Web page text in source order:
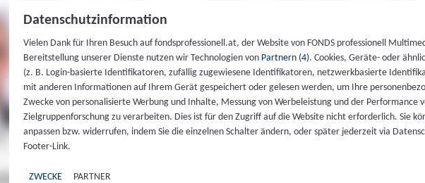
Datenschutzinformation
Vielen Dank für Ihren Besuch auf fondsprofessionell.at, der Website von FONDS professionell
Bereitstellung unserer Dienste nutzen wir Technologien von Partnern (4). Cookies, Geräte- oder
(z. B. Login-basierte Identifikatoren, zufällig zugewiesene Identifikatoren, netzwerkbasierte
mit anderen Informationen auf Ihrem Gerät gespeichert oder gelesen werden, um Ihre
Zwecke von personalisierte Werbung und Inhalte, Messung von Werbeleistung und der Performance
Zielgruppenforschung zu verarbeiten. Dies ist für den Zugriff auf die Website nicht erforderlich. Sie
anpassen bzw. widerrufen, indem Sie die einzelnen Schalter ändern, oder später jederzeit via
Footer-Link.
ZWECKE PARTNER